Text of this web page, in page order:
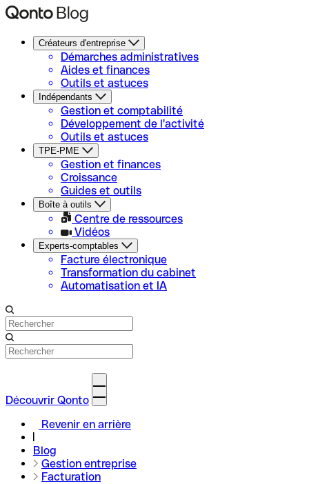
Créateurs d'entreprise
Démarches administratives
Aides et finances
Outils et astuces
Indépendants
Gestion et comptabilité
Développement de l'activité
Outils et astuces
TPE-PME
Gestion et finances
Croissance
Guides et outils
Boîte à outils
Centre de ressources
Vidéos
Experts-comptables
Facture électronique
Transformation du cabinet
Automatisation et IA
Découvrir Qonto
Revenir en arrière
Blog
Gestion entreprise
Facturation